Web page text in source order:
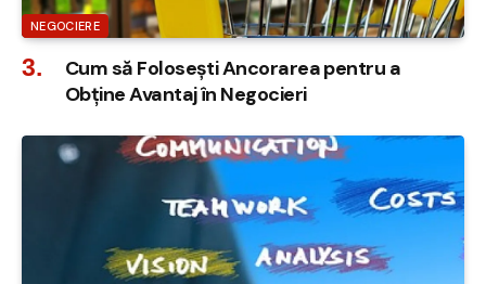
NEGOCIERE
Cum să Folosești Ancorarea pentru a
Obține Avantaj în Negocieri